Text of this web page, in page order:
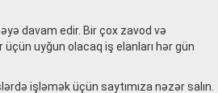
davam edir. Bir çox zavod və
üçün uyğun olacaq iş elanları hər gün
işləmək üçün saytımıza nəzər salın.